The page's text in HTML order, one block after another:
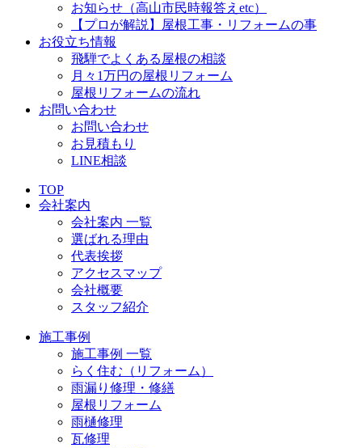
お知らせ（高山市民時報答えetc）
【プロが解説】屋根工事・リフォームの事
お役立ち情報
飛騨でよくある屋根の相談
月々1万円の屋根リフォーム
屋根リフォームの流れ
お問い合わせ
お問い合わせ
お見積もり
LINE相談
TOP
会社案内
会社案内 一覧
選ばれる理由
代表挨拶
アクセスマップ
会社概要
スタッフ紹介
施工事例
施工事例 一覧
らく住む（リフォーム）
雨漏り修理・修繕
屋根リフォーム
雨樋修理
瓦修理